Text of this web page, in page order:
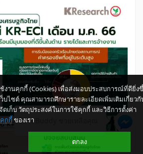
งานคุกกี้ (Cookies) เพื่อส่งมอบประสบการณ์ที่ดียิ่ง
บไซต์ คุณสามารถศึกษารายละเอียดเพิ่มเติมเกี่ยวกั
เก็บ วัตถุประสงค์ในการใช้คุกกี้ และวิธีการตั้งค่า
กกี้ ของเรา
ตกลง
ให้ K-Buddy ช่วยเหลือคุณ